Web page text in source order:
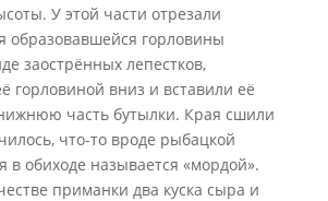
У этой части отрезали
образовавшейся горловины
заострённых лепестков,
горловиной вниз и вставили её
часть бутылки. Края сшили
что-то вроде рыбацкой
в обиходе называется «мордой».
приманки два куска сыра и